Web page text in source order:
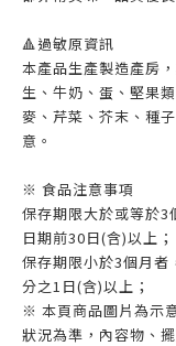
🔺過敏原資訊
本產品生產製造產房
生、牛奶、蛋、堅果
麥、芹菜、芥末、種
意。
※ 食品注意事項
保存期限大於或等於3
日期前30日(含)以上；
保存期限小於3個月者
分之1日(含)以上；
※ 本頁商品圖片為示
狀況為準，內容物、